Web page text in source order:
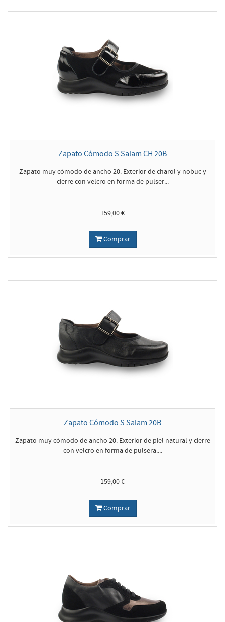
Zapato Cómodo S Salam CH 20B
Zapato muy cómodo de ancho 20. Exterior de charol y nobuc y
cierre con velcro en forma de pulser...
159,00 €
Comprar
Zapato Cómodo S Salam 20B
Zapato muy cómodo de ancho 20. Exterior de piel natural y cierre
con velcro en forma de pulsera....
159,00 €
Comprar